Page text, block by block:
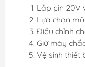
Lắp pin 20V
Lựa chọn
Điều chỉnh
Giữ máy
Vệ sinh thiết